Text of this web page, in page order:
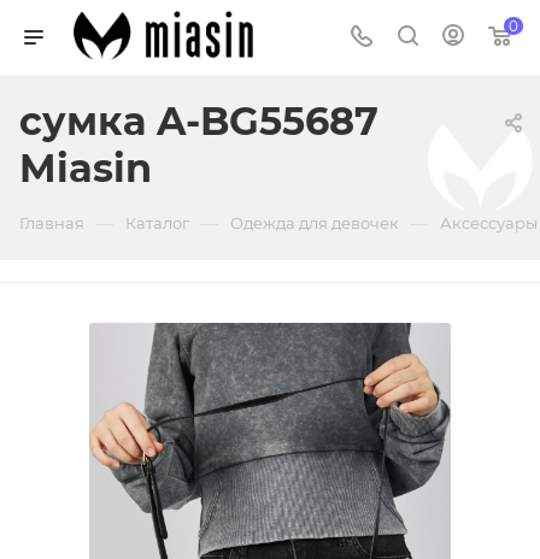
0
сумка A-BG55687
Miasin
Главная Каталог Одежда для девочек